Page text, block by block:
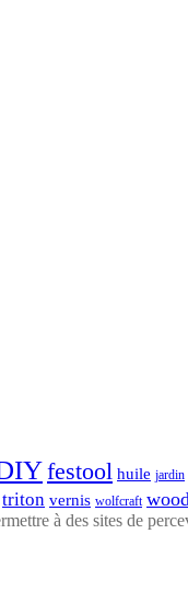
festool huile jardin
triton vernis wolfcraft wood
à des sites de